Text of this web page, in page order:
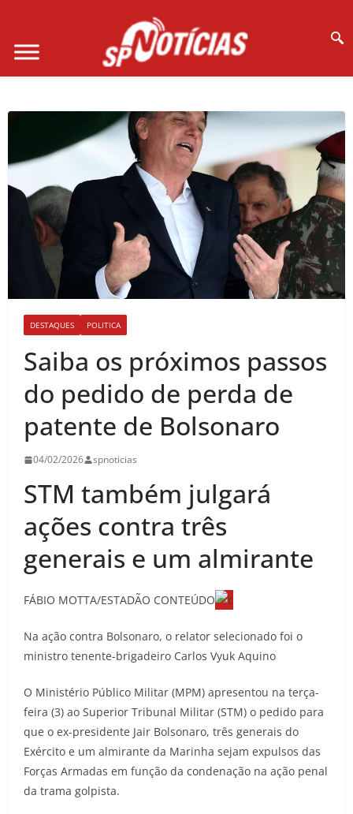
DESTAQUES POLITICA
Saiba os próximos passos
do pedido de perda de
patente de Bolsonaro
04/02/2026 spnoticias
STM também julgará
ações contra três
generais e um almirante
FÁBIO MOTTA/ESTADÃO CONTEÚDO
Na ação contra Bolsonaro, o relator selecionado foi o
ministro tenente-brigadeiro Carlos Vyuk Aquino
O Ministério Público Militar (MPM) apresentou na terça-
feira (3) ao Superior Tribunal Militar (STM) o pedido para
que o ex-presidente Jair Bolsonaro, três generais do
Exército e um almirante da Marinha sejam expulsos das
Forças Armadas em função da condenação na ação penal
da trama golpista.